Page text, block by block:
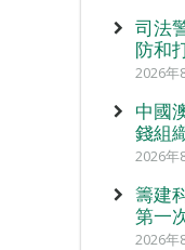
司法
防和
2026年
中國
錢組
2026年
籌建
第一
2026年